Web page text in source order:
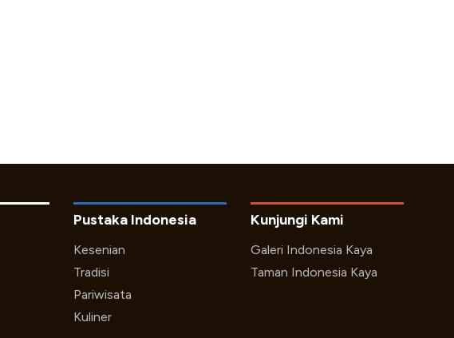
Kunjungi Kami
Galeri Indonesia Kaya
Taman Indonesia Kaya
Pustaka Indonesia
Kesenian
Tradisi
Pariwisata
Kuliner